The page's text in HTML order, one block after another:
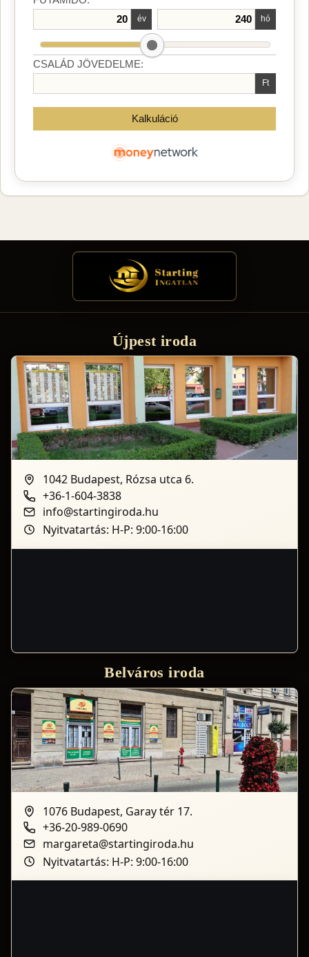
Újpest iroda
1042 Budapest, Rózsa utca 6.
+36-1-604-3838
info@startingiroda.hu
Nyitvatartás: H-P: 9:00-16:00
Belváros iroda
1076 Budapest, Garay tér 17.
+36-20-989-0690
margareta@startingiroda.hu
Nyitvatartás: H-P: 9:00-16:00